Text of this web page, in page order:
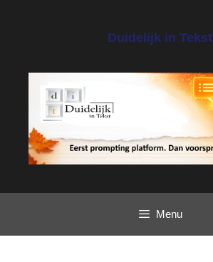
Duidelijk in Tekst
Menu